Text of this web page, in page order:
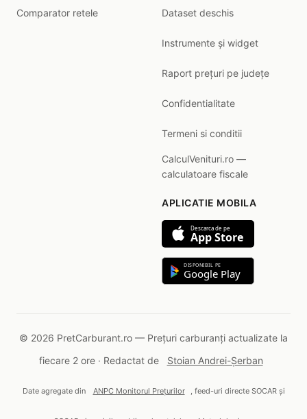
Comparator retele Dataset deschis
Instrumente și widget
Raport prețuri pe județe
Confidentialitate
Termeni si conditii
CalculVenituri.ro —
calculatoare fiscale
APLICATIE MOBILA
Descarca de pe
App Store
DISPONIBIL PE
Google Play
© 2026 PretCarburant.ro — Prețuri carburanți actualizate la
fiecare 2 ore · Redactat de
Stoian Andrei-Șerban
Date agregate din ANPC Monitorul Prețurilor , feed-uri directe SOCAR și